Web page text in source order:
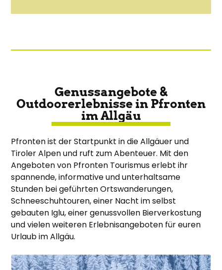
Genussangebote &
Outdoorerlebnisse in Pfronten
im Allgäu
Pfronten ist der Startpunkt in die Allgäuer und
Tiroler Alpen und ruft zum Abenteuer. Mit den
Angeboten von Pfronten Tourismus erlebt ihr
spannende, informative und unterhaltsame
Stunden bei geführten Ortswanderungen,
Schneeschuhtouren, einer Nacht im selbst
gebauten Iglu, einer genussvollen Bierverkostung
und vielen weiteren Erlebnisangeboten für euren
Urlaub im Allgäu.